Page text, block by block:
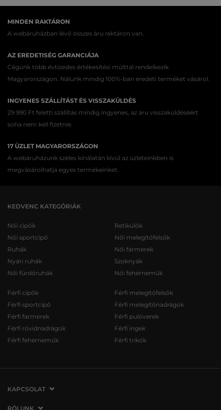
MINDEN RAKTÁRON
A webáruházban lévő összes áru raktáron van.
AZ EREDETISÉG GARANCIÁJA
Cégünk több évtizedes értékesítési múlttal rendelkezik
Magyarországon. Nálunk mindig 100%-ban eredeti terméket vásárol.
INGYENES SZÁLLÍTÁST ÉS VISSZAKÜLDÉS
29 990 Ft feletti szállítás mindig ingyenes, az áru visszaküldéséért
soha nem kell fizetnie.
17 ÜZLET MAGYARORSZÁGON
A webáruházunk széles kínálatán kívül az üzleteinkben is
megvásárolhatja egyes termékeinket.
KEDVENC KATEGÓRIÁK
Női cipők
Női sportcipő
Ruhák
Nyári ruhák
Női fürdőruhák
Retikülök
Női melegítőfelsők
Női farmerek
Szoknyák
Női fehérneműk
Férfi cipők
Férfi sportcipő
Férfi farmerek
Férfi rövidnadrágok
Férfi fehérneműk
Férfi melegítőfelsők
Férfi melegítőnadrágok
Férfi pulóverek
Férfi ingek
Férfi trikók
KAPCSOLAT
VERMONT Services Slovakia s. r. o.
RÓLUNK